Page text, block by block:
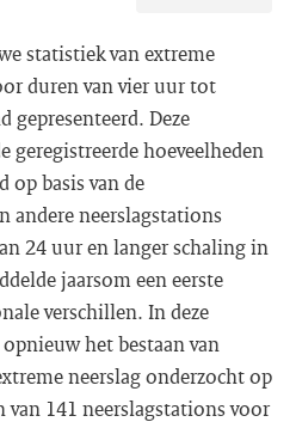
statistiek van extreme
duren van vier uur tot
gepresenteerd. Deze
geregistreerde hoeveelheden
op basis van de
andere neerslagstations
24 uur en langer schaling in
jaarsom een eerste
verschillen. In deze
het bestaan van
neerslag onderzocht op
van 141 neerslagstations voor